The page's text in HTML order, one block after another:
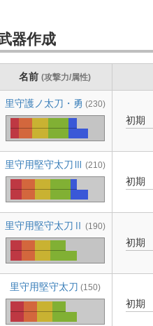
器作成
名前 (攻撃力/属性)
里守護ノ太刀・勇 (230)
初期
里守用堅守太刀Ⅲ (210)
初期
里守用堅守太刀Ⅱ (190)
初期
里守用堅守太刀 (150)
初期